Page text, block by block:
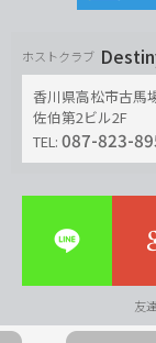
ホストクラブ
香川県高松市古馬
佐伯第2ビル2F
TEL: 087-823-
友